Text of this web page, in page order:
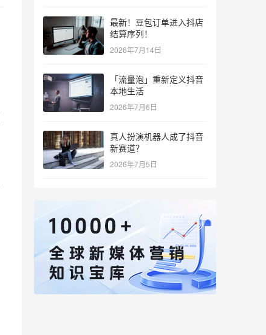
最新！豆包订单进入抖店
结算序列！
2026年7月14日
「流量泡」重新定义抖音
本地生活
2026年7月6日
真人扮演机器人成了抖音
新赛道？
2026年7月5日